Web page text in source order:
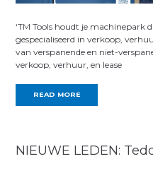
‘TM Tools houdt je machinepark
gespecialiseerd in verkoop,
van verspanende en niet-
verkoop, verhuur, en lease
READ MORE
NIEUWE LEDEN: